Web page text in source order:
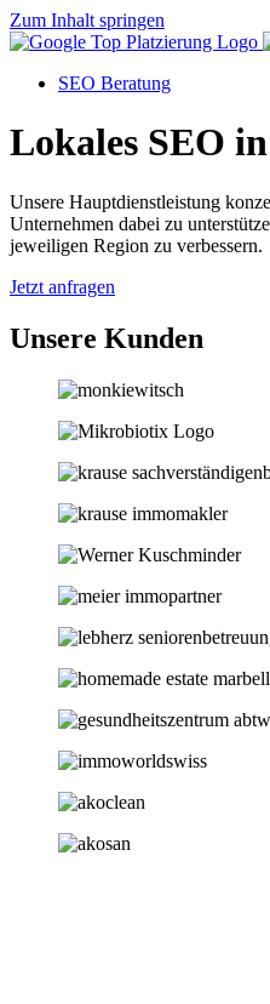
Zum Inhalt springen
SEO Beratung
Lokales SEO
Unsere Hauptdienstleistung
Unternehmen dabei zu
jeweiligen Region zu verbessern.
Jetzt anfragen
Unsere Kunden